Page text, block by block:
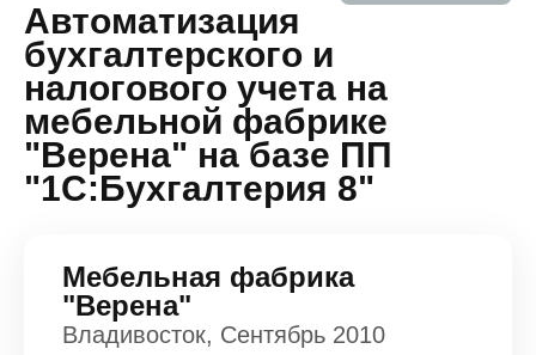
Автоматизация
бухгалтерского и
налогового учета на
мебельной фабрике
"Верена" на базе ПП
"1С:Бухгалтерия 8"
Мебельная фабрика
"Верена"
Владивосток, Сентябрь 2010